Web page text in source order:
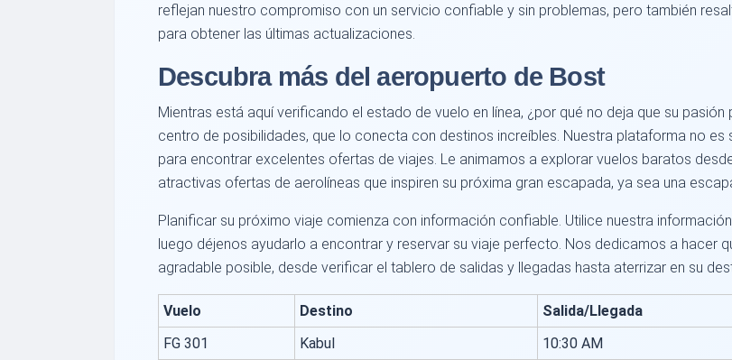
reflejan nuestro compromiso con un servicio confiable y sin problemas, pero también
para obtener las últimas actualizaciones.
Descubra más del aeropuerto de Bost
Mientras está aquí verificando el estado de vuelo en línea, ¿por qué no deja que su
centro de posibilidades, que lo conecta con destinos increíbles. Nuestra plataforma no
para encontrar excelentes ofertas de viajes. Le animamos a explorar vuelos baratos
atractivas ofertas de aerolíneas que inspiren su próxima gran escapada, ya sea una
Planificar su próximo viaje comienza con información confiable. Utilice nuestra
luego déjenos ayudarlo a encontrar y reservar su viaje perfecto. Nos dedicamos a hacer
agradable posible, desde verificar el tablero de salidas y llegadas hasta aterrizar en su
Vuelo Destino Salida/Llegada
FG 301
Kabul 10:30 AM